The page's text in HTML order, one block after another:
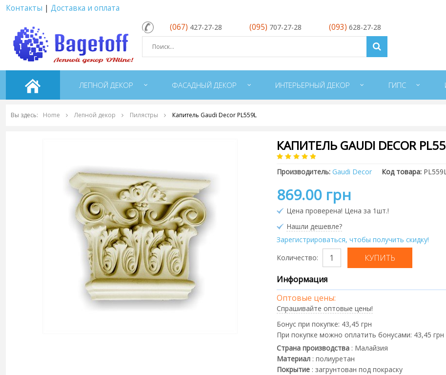
Контакты | Доставка и оплата
(067) 427-27-28 (095) 707-27-28 (093) 628-27-28
ЛЕПНОЙ ДЕКОР ФАСАДНЫЙ ДЕКОР ИНТЕРЬЕРНЫЙ ДЕКОР ГИПС
Вы здесь: Home Лепной декор Пилястры Капитель Gaudi Decor PL559L
КАПИТЕЛЬ GAUDI DECOR
Производитель: Gaudi Decor Код товара:
869.00 грн
Цена проверена! Цена за 1шт.!
Нашли дешевле?
Зарегистрироваться, чтобы получить скидку!
Количество:
Информация
Оптовые цены:
Спрашивайте оптовые цены!
Бонус при покупке: 43,45 грн
При покупке можно оплатить бонусами: 43,45 грн
Страна производства: Малайзия
Материал: полиуретан
Покрытие: загрунтован под покраску